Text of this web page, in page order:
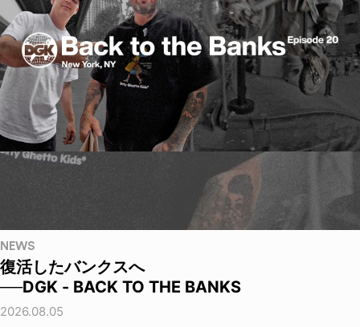
NEWS
復活したバンクスへ
──DGK - BACK TO THE BANKS
2026.08.05